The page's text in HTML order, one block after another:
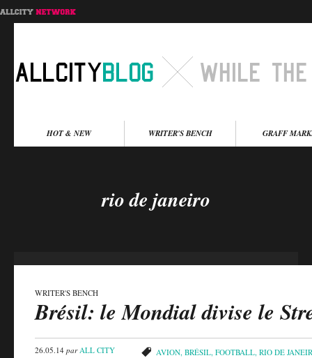
Aller au contenu
Aller au contenu
HOT & NEW WRITER'S BENCH GRAFF
rio de janeiro
WRITER'S BENCH
Brésil: le Mondial divise le
26.05.14 par ALL CITY AVION BRÉSIL FOOTBALL RIO DE